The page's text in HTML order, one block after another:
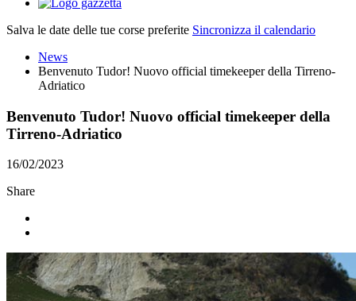
Salva le date delle tue corse preferite Sincronizza il calendario
News
Benvenuto Tudor! Nuovo official timekeeper della Tirreno-
Adriatico
Benvenuto Tudor! Nuovo official timekeeper della
Tirreno-Adriatico
16/02/2023
Share